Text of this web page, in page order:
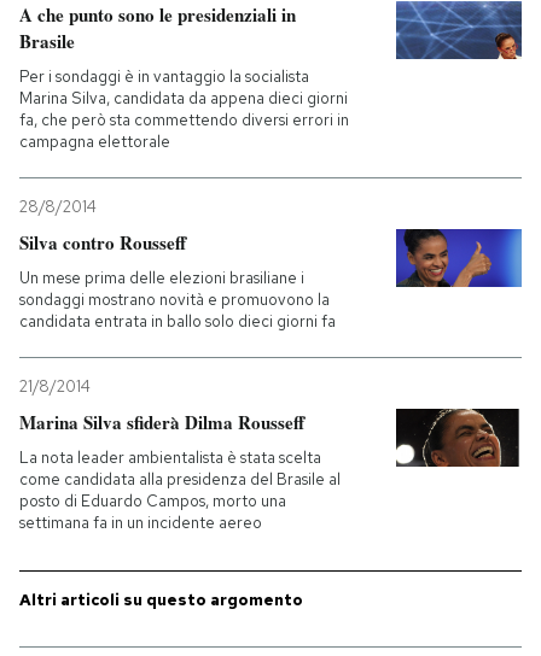
I MIEI PREFERITI
SHOP
CALENDARIO
AREA PERSONALE
A che punto sono le presidenziali in
Brasile
Per i sondaggi è in vantaggio la socialista
Marina Silva, candidata da appena dieci giorni
fa, che però sta commettendo diversi errori in
campagna elettorale
28/8/2014
Silva contro Rousseff
Un mese prima delle elezioni brasiliane i
sondaggi mostrano novità e promuovono la
candidata entrata in ballo solo dieci giorni fa
21/8/2014
Marina Silva sfiderà Dilma Rousseff
La nota leader ambientalista è stata scelta
come candidata alla presidenza del Brasile al
posto di Eduardo Campos, morto una
settimana fa in un incidente aereo
Altri articoli su questo argomento